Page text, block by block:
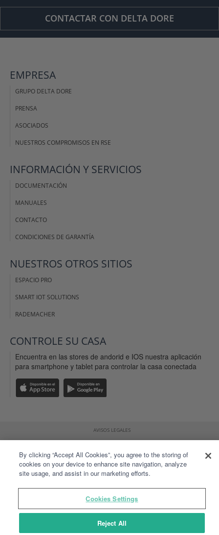
CONTACTAR CON DELTA DORE
EMPRESA
GRUPO DELTA DORE
PRENSA
ASOCIADOS
NUESTROS COMPROMISOS EN RSE
INFORMACIÓN Y SERVICIOS
DOCUMENTACIÓN
MANUALES
CONTACTO
CONDICIONES DE GARANTÍA
NUESTROS OTROS SITIOS
ESPACIO PRO
SMART IOT SOLUTIONS
RADEMACHER
CONTROLE SU CASA
Encuentra en las stores de andorid e IOS nuestra aplicación
para smartphone y tablet para controlar la casa conectada
AVISOS LEGALES
CONDICIONES GENERALES DE USO TYDOM
MAPA DEL SITIO
By clicking “Accept All Cookies”, you agree to the storing of
cookies on your device to enhance site navigation, analyze
site usage, and assist in our marketing efforts.
Cookies Settings
Reject All